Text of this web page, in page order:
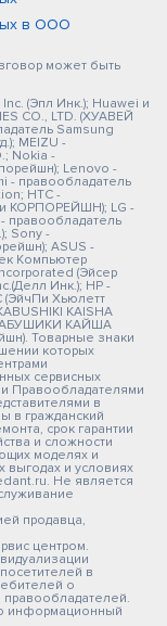
в ООО
может быть
(Эпл Инк.); Huawei и
CO., LTD. (ХУАВЕЙ
Samsung
MEIZU -
Nokia -
Lenovo -
- правообладатель
HTC -
КОРПОРЕЙШН); LG -
правообладатель
Sony -
ASUS -
Компьютер
(Эйсер
Инк.); HP -
(ЭйчПи Хьюлетт
KAISHA
КАЙША
Товарные знаки
которых
сервисных
Правообладателями
в
в гражданский
срок гарантии
и сложности
моделях и
выгодах и условиях
Не является
продавца,
центром.
в
о
правообладателей.
информационный